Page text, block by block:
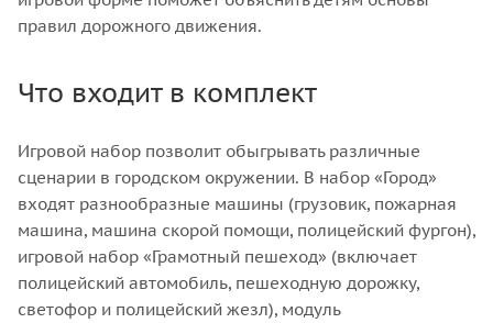
правил дорожного движения.
Что входит в комплект
Игровой набор позволит обыгрывать различные
сценарии в городском окружении. В набор «Город»
входят разнообразные машины (грузовик, пожарная
машина, машина скорой помощи, полицейский фургон),
игровой набор «Грамотный пешеход» (включает
полицейский автомобиль, пешеходную дорожку,
светофор и полицейский жезл), модуль